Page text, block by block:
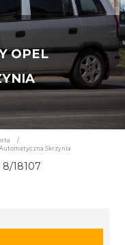
OPEL
/
Skrzynia
8/18107